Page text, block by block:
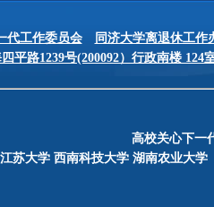
代工作委员会 同济大学离退休工作
平路1239号(200092）行政南楼 124
高校关心下一
江苏大学 西南科技大学 湖南农业大学